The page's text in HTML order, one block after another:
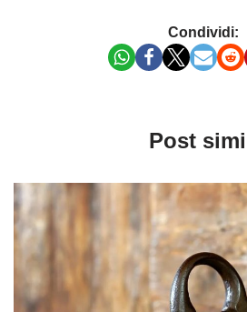
Condividi:
Post